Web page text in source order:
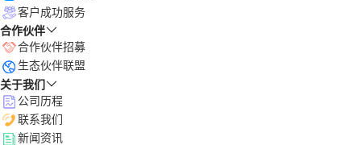
客户成功服务
合作伙伴
合作伙伴招募
生态伙伴联盟
关于我们
公司历程
联系我们
新闻资讯